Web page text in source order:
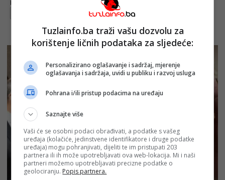
Tuzlainfo.ba traži vašu dozvolu za
korištenje ličnih podataka za sljedeće:
Personalizirano oglašavanje i sadržaj, mjerenje
oglašavanja i sadržaja, uvidi u publiku i razvoj usluga
Pohrana i/ili pristup podacima na uređaju
Saznajte više
Vaši će se osobni podaci obrađivati, a podatke s vašeg
uređaja (kolačiće, jedinstvene identifikatore i druge podatke
uređaja) mogu pohranjivati, dijeliti te im pristupati 203
partnera ili ih može upotrebljavati ova web-lokacija. Mi i naši
partneri možemo upotrebljavati precizne podatke o
geolociranju. Popis partnera.